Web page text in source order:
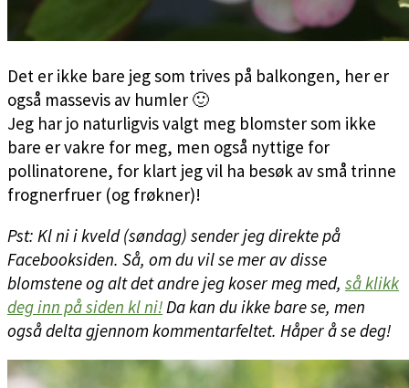
Det er ikke bare jeg som trives på balkongen, her er
også massevis av humler 🙂
Jeg har jo naturligvis valgt meg blomster som ikke
bare er vakre for meg, men også nyttige for
pollinatorene, for klart jeg vil ha besøk av små trinne
frognerfruer (og frøkner)!
Pst: Kl ni i kveld (søndag) sender jeg direkte på
Facebooksiden. Så, om du vil se mer av disse
blomstene og alt det andre jeg koser meg med, så klikk
deg inn på siden kl ni!Da kan du ikke bare se, men
også delta gjennom kommentarfeltet. Håper å se deg!